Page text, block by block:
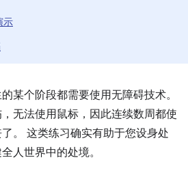
示
某个阶段都需要使用无障碍技术。
无法使用鼠标，因此连续数周都使
。 这类练习确实有助于您设身处
人世界中的处境。